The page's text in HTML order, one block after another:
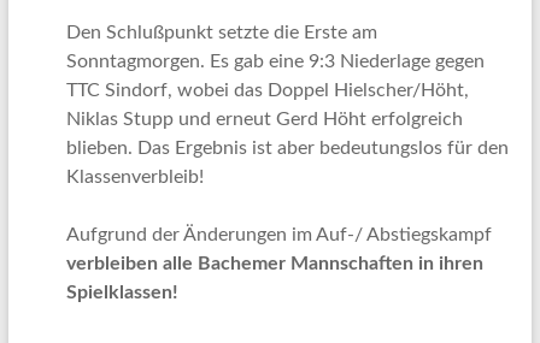
Den Schlußpunkt setzte die Erste am
Sonntagmorgen. Es gab eine 9:3 Niederlage gegen
TTC Sindorf, wobei das Doppel Hielscher/Höht,
Niklas Stupp und erneut Gerd Höht erfolgreich
blieben. Das Ergebnis ist aber bedeutungslos für den
Klassenverbleib!
Aufgrund der Änderungen im Auf-/ Abstiegskampf
verbleiben alle Bachemer Mannschaften in ihren
Spielklassen!